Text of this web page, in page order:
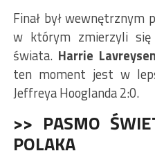
Finał był wewnętrznym
w którym zmierzyli się
świata. Harrie Lavreysen
ten moment jest w
Jeffreya Hooglanda 2:0.
>> PASMO
POLAKA